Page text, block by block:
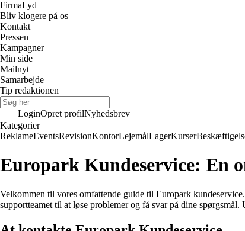
FirmaLyd
Bliv klogere på os
Kontakt
Pressen
Kampagner
Min side
Mailnyt
Samarbejde
Tip redaktionen
LoginOpret profilNyhedsbrev
Kategorier
ReklameEventsRevisionKontorLejemålLagerKurser
Europark Kundeservice: En
Velkommen til vores omfattende guide til Europark
supportteamet til at løse problemer og få svar på dine